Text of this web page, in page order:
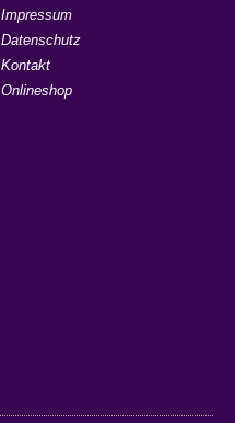
Impressum
Datenschutz
Kontakt
Onlineshop